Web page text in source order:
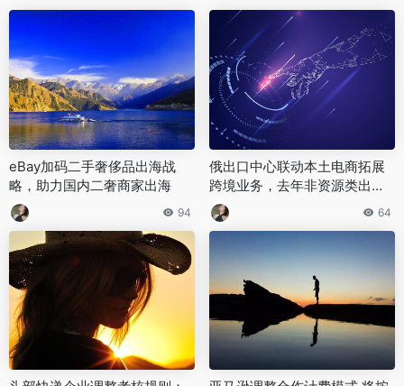
eBay加码二手奢侈品出海战
略，助力国内二奢商家出海
94
俄出口中心联动本土电商拓展
跨境业务，去年非资源类出口
额同比增长9%
64